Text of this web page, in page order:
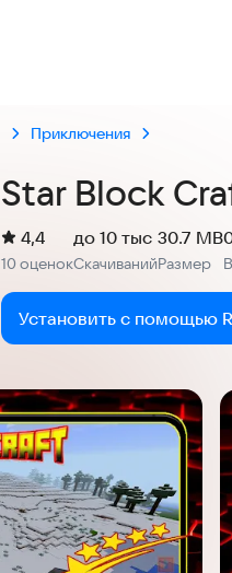
Приключения
Star Block
Рейтинг:
4,4
10 оценокСкачиваний
до 10 тыс
Размер
30.7 MB
Установить с помощью